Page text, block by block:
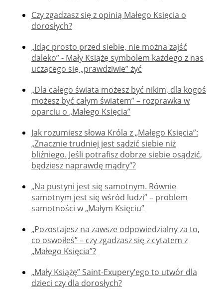
Czy zgadzasz się z opinią Małego Księcia o
dorosłych?
„Idąc prosto przed siebie, nie można zajść
daleko” - Mały Książę symbolem każdego z nas
uczącego się „prawdziwie” żyć
„Dla całego świata możesz być nikim, dla kogoś
możesz być całym światem” – rozprawka w
oparciu o „Małego Księcia”
Jak rozumiesz słowa Króla z „Małego Księcia”:
„Znacznie trudniej jest sądzić siebie niż
bliźniego. Jeśli potrafisz dobrze siebie osądzić,
będziesz naprawdę mądry”?
„Na pustyni jest się samotnym. Równie
samotnym jest się wśród ludzi” – problem
samotności w „Małym Księciu”
„Pozostajesz na zawsze odpowiedzialny za to,
co oswoiłeś” – czy zgadzasz się z cytatem z
„Małego Księcia”?
„Mały Książę” Saint-Exupery’ego to utwór dla
dzieci czy dla dorosłych?